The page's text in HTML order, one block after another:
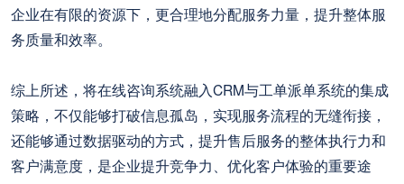
企业在有限的资源下，更合理地分配服务力量，提升整体服
务质量和效率。
综上所述，将在线咨询系统融入CRM与工单派单系统的集成
策略，不仅能够打破信息孤岛，实现服务流程的无缝衔接，
还能够通过数据驱动的方式，提升售后服务的整体执行力和
客户满意度，是企业提升竞争力、优化客户体验的重要途